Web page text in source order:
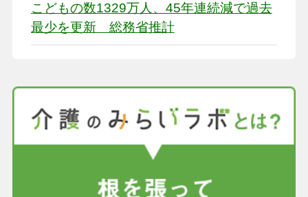
こどもの数1329万人、45年連続減で過去
最少を更新 総務省推計